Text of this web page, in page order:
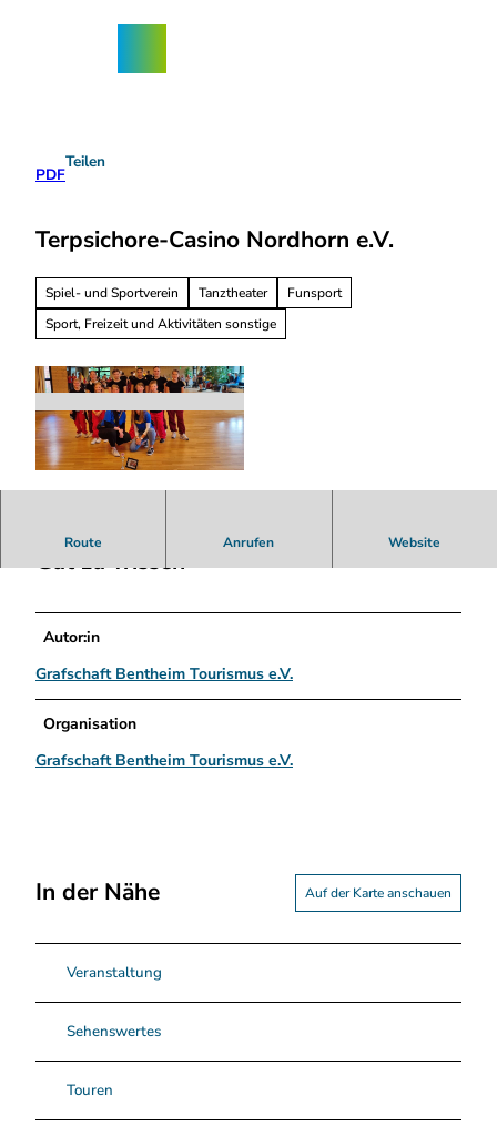
PDF
Teilen
Terpsichore-Casino Nordhorn e.V.
Spiel- und Sportverein Tanztheater
Funsport
Sport, Freizeit und Aktivitäten sonstige
p
Route Anrufen Website
Gut zu wissen
Autor:in
Grafschaft Bentheim Tourismus e.V.
Organisation
Grafschaft Bentheim Tourismus e.V.
In der Nähe Auf der Karte anschauen
Veranstaltung
Sehenswertes
Touren